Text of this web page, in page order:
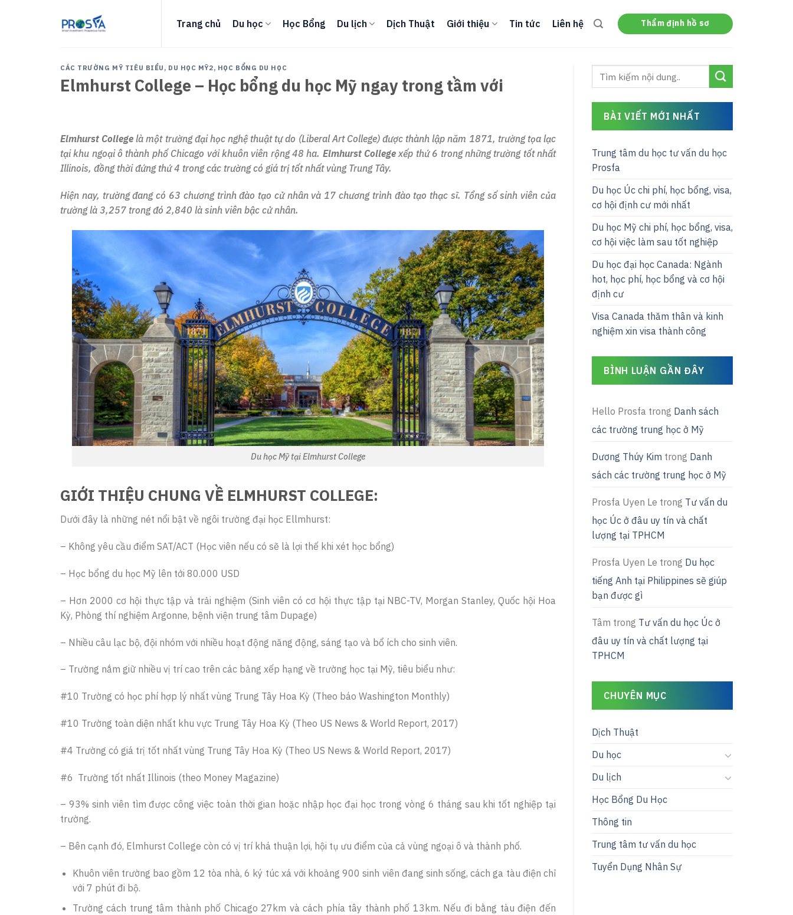
Trang chủ Du học Học Bổng Du lịch Dịch Thuật Giới thiệu Tin tức Liên hệ Thẩm định hồ sơ
CÁC TRƯỜNG MỸ TIÊU BIỂU , DU HỌC MỸ2, HỌC BỔNG DU HỌC
Elmhurst College – Học bổng du học Mỹ ngay trong tầm với
Elmhurst College là một trường đại học nghệ thuật tự do (Liberal Art College) được thành lập năm 1871, trường tọa lạc
tại khu ngoại ô thành phố Chicago với khuôn viên rộng 48 ha. Elmhurst Collegexếp thứ 6 trong những trường tốt nhất
Illinois, đồng thời đứng thứ 4 trong các trường có giá trị tốt nhất vùng Trung Tây.
Hiện nay, trường đang có 63 chương trình đào tạo cử nhân và 17 chương trình đào tạo thạc sĩ. Tổng số sinh viên của
trường là 3,257 trong đó 2,840 là sinh viên bậc cử nhân.
Du học Mỹ tại Elmhurst College
GIỚI THIỆU CHUNG VỀ ELMHURST COLLEGE:
Dưới đây là những nét nổi bật về ngôi trường đại học Ellmhurst:
– Không yêu cầu điểm SAT/ACT (Học viên nếu có sẽ là lợi thế khi xét học bổng)
– Học bổng du học Mỹ lên tới 80.000 USD
– Hơn 2000 cơ hội thực tập và trải nghiệm (Sinh viên có cơ hội thực tập tại NBC-TV, Morgan Stanley, Quốc hội Hoa
Kỳ, Phòng thí nghiệm Argonne, bệnh viện trung tâm Dupage)
– Nhiều câu lạc bộ, đội nhóm với nhiều hoạt động năng động, sáng tạo và bổ ích cho sinh viên.
– Trường nắm giữ nhiều vị trí cao trên các bảng xếp hạng về trường học tại Mỹ, tiêu biểu như:
#10 Trường có học phí hợp lý nhất vùng Trung Tây Hoa Kỳ (Theo báo Washington Monthly)
#10 Trường toàn diện nhất khu vực Trung Tây Hoa Kỳ (Theo US News & World Report, 2017)
#4 Trường có giá trị tốt nhất vùng Trung Tây Hoa Kỳ (Theo US News & World Report, 2017)
#6 Trường tốt nhất Illinois (theo Money Magazine)
– 93% sinh viên tìm được công việc toàn thời gian hoặc nhập học đại học trong vòng 6 tháng sau khi tốt nghiệp tại
trường.
– Bên cạnh đó, Elmhurst College còn có vị trí khá thuận lợi, hội tụ ưu điểm của cả vùng ngoại ô và thành phố.
Khuôn viên trường bao gồm 12 tòa nhà, 6 ký túc xá với khoảng 900 sinh viên đang sinh sống, cách ga tàu điện chỉ
với 7 phút đi bộ.
Trường cách trung tâm thành phố Chicago 27km và cách phía tây thành phố 13km. Nếu đi bằng tàu điện đến
BÀI VIẾT MỚI NHẤT
Trung tâm du học tư vấn du học
Prosfa
Du học Úc chi phí, học bổng, visa,
cơ hội định cư mới nhất
Du học Mỹ chi phí, học bổng, visa,
cơ hội việc làm sau tốt nghiệp
Du học đại học Canada: Ngành
hot, học phí, học bổng và cơ hội
định cư
Visa Canada thăm thân và kinh
nghiệm xin visa thành công
BÌNH LUẬN GẦN ĐÂY
Hello Prosfa trong Danh sách
các trường trung học ở Mỹ
Dương Thúy Kim trong Danh
sách các trường trung học ở Mỹ
Prosfa Uyen Le trong Tư vấn du
học Úc ở đâu uy tín và chất
lượng tại TPHCM
Prosfa Uyen Le trong Du học
tiếng Anh tại Philippines sẽ giúp
bạn được gì
Tâm trong Tư vấn du học Úc ở
đâu uy tín và chất lượng tại
TPHCM
CHUYÊN MỤC
Dịch Thuật
Du học
Du lịch
Học Bổng Du Học
Thông tin
Trung tâm tư vấn du học
Tuyển Dụng Nhân Sự